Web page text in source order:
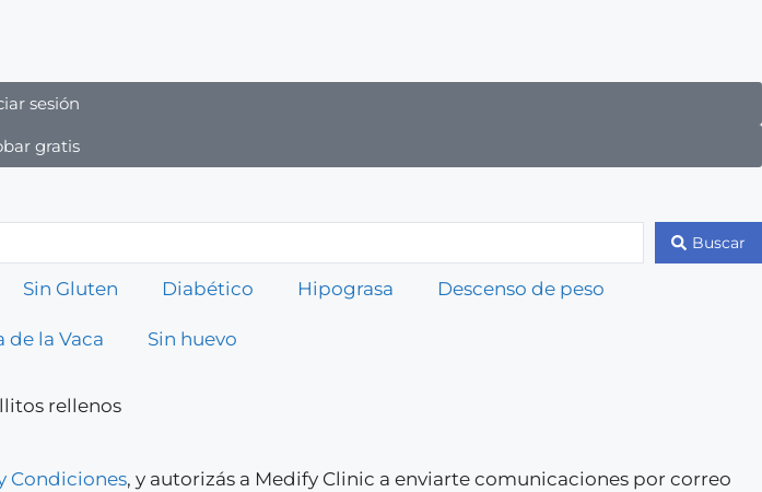
sesión
gratis
Buscar
Sin Gluten Diabético Hipograsa Descenso de peso
de la Vaca Sin huevo
Condiciones, y autorizás a Medify Clinic a enviarte comunicaciones por correo